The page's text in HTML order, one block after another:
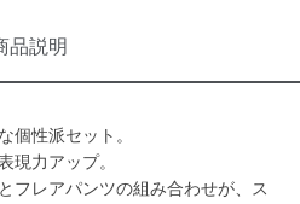
品説明
個性派セット。
現力アップ。
フレアパンツの組み合わせが、ス